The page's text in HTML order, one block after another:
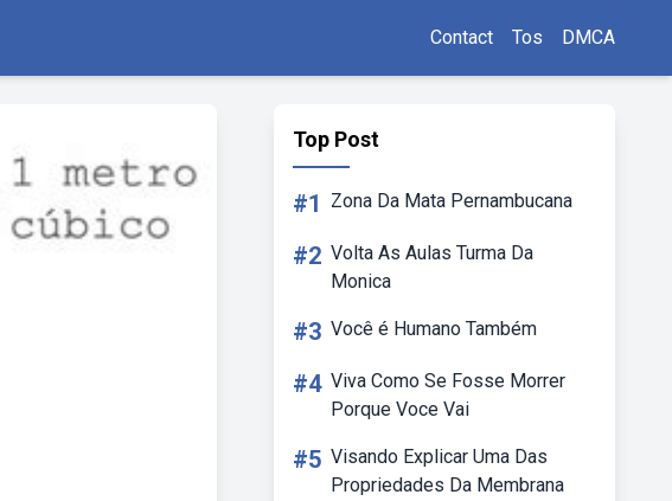
Contact Tos DMCA
Top Post
#1 Zona Da Mata Pernambucana
#2 Volta As Aulas Turma Da
Monica
#3 Você é Humano Também
#4 Viva Como Se Fosse Morrer
Porque Voce Vai
#5 Visando Explicar Uma Das
Propriedades Da Membrana